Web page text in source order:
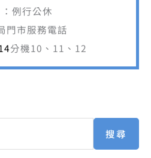
例行公休
門市服務電話
分機10、11、12
搜尋